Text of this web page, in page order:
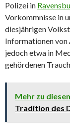
Polizei in
Vorkommnisse in
diesjährigen
Informationen von
jedoch etwa in
gehördenen
Mehr zu
Tradition des